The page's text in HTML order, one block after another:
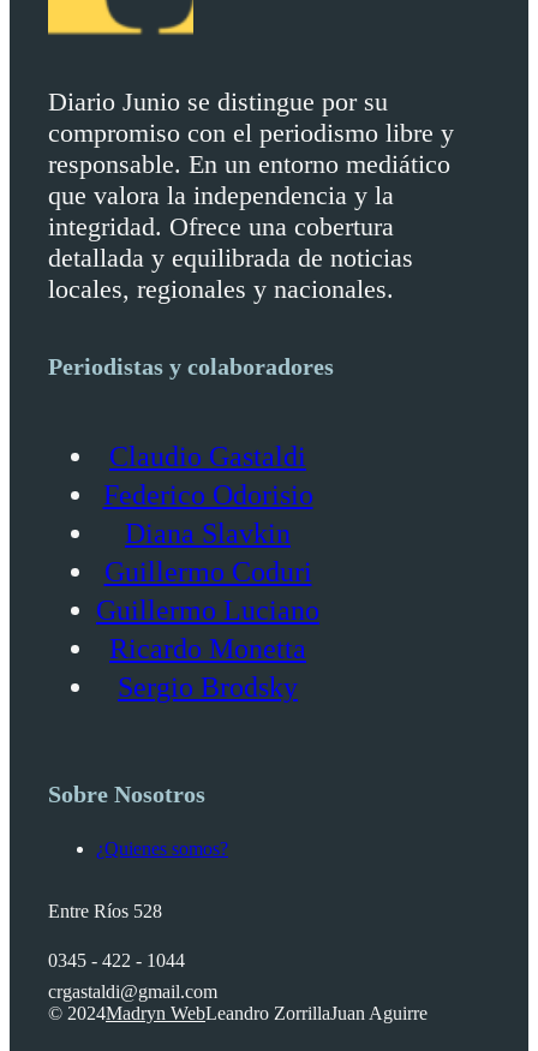
Diario Junio se distingue por su
compromiso con el periodismo libre y
responsable. En un entorno mediático
que valora la independencia y la
integridad. Ofrece una cobertura
detallada y equilibrada de noticias
locales, regionales y nacionales.
Periodistas y colaboradores
Claudio Gastaldi
Federico Odorisio
Diana Slavkin
Guillermo Coduri
Guillermo Luciano
Ricardo Monetta
Sergio Brodsky
Sobre Nosotros
¿Quienes somos?
Entre Ríos 528
0345 - 422 - 1044
crgastaldi@gmail.com
© 2024Madryn WebLeandro ZorrillaJuan Aguirre